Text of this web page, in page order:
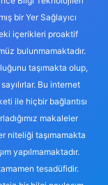
bir Yer Sağlayıcı
içerikleri proaktif
bulunmamaktadır.
taşımakta olup,
Bu internet
ile hiçbir bağlantısı
makaleler
niteliği taşımamakta
yapılmamaktadır.
tesadüfidir.